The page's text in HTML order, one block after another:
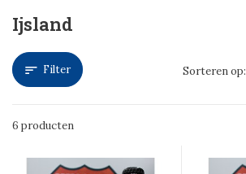
Ijsland
Filter
6 producten
Sorteren op: